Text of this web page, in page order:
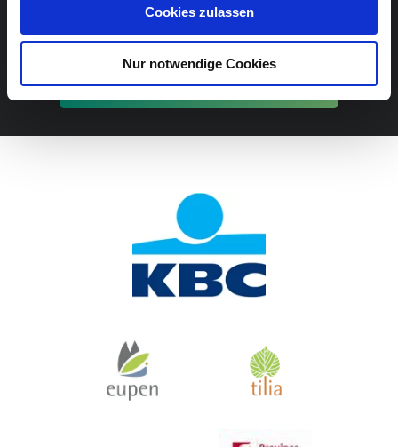
Cookies zulassen
Nur notwendige Cookies
VERANSTALTUNG VERPASST?
JETZT UNSEREN NEWSLETTER ABONNIEREN